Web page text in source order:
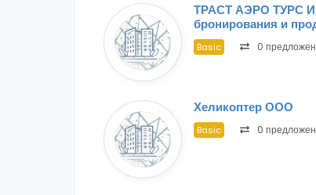
ТРАСТ АЭРО ТУРС
бронирования и
Basic 0
Хеликоптер ООО
Basic 0